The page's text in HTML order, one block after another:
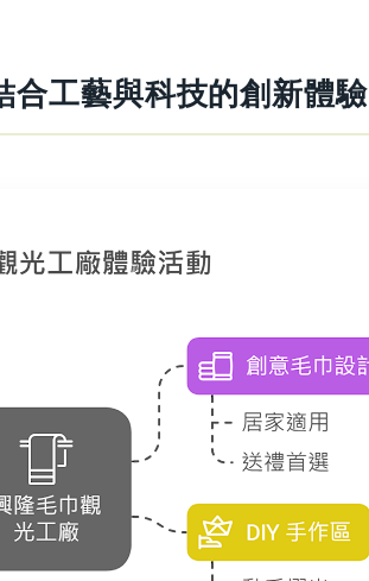
工藝與科技的創新體驗